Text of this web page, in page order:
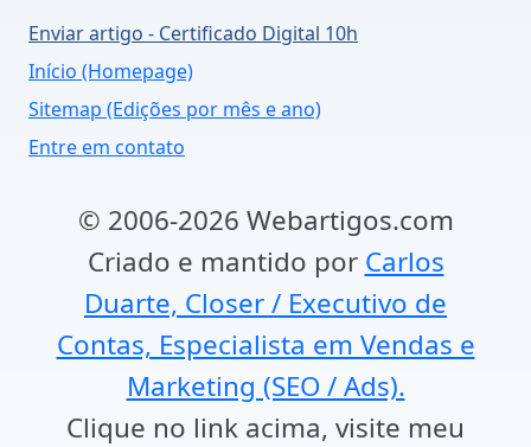
Enviar artigo - Certificado Digital 10h
Início (Homepage)
Sitemap (Edições por mês e ano)
Entre em contato
© 2006-2026 Webartigos.com
Criado e mantido por Carlos
Duarte, Closer / Executivo de
Contas, Especialista em Vendas e
Marketing (SEO / Ads).
Clique no link acima, visite meu